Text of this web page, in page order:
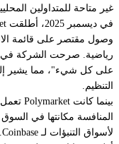
غير متاحة للمتداولين
وصول مقتصر على قائمة
رياضية. صرحت الشركة في
على كل شيء"، مما يشير
التنظيم.
المنافسة مكانتها في
لأسواق التنبؤات لـ Coinbase.